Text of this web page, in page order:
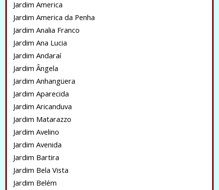
Jardim America
Jardim America da Penha
Jardim Analia Franco
Jardim Ana Lucia
Jardim Andaraí
Jardim Ângela
Jardim Anhangüera
Jardim Aparecida
Jardim Aricanduva
Jardim Matarazzo
Jardim Avelino
Jardim Avenida
Jardim Bartira
Jardim Bela Vista
Jardim Belém